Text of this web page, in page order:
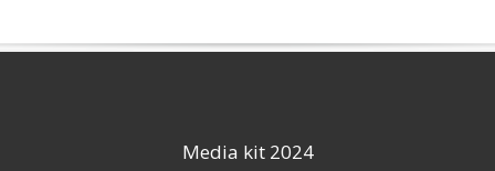
Media kit 2024